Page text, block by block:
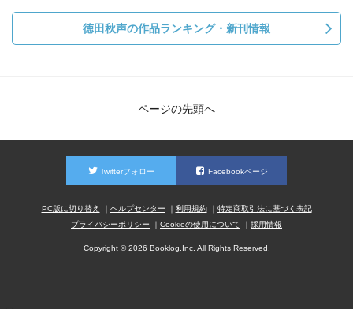
徳田秋声の作品ランキング・新刊情報
ページの先頭へ
Twitterフォロー Facebookページ
PC版に切り替え ヘルプセンター 利用規約
特定商取引法に基づく表記
プライバシーポリシー
Cookieの使用について 採用情報
Copyright © 2026 Booklog,Inc. All Rights Reserved.